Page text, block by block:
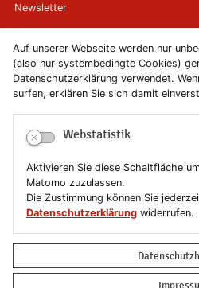
Auf unserer Webseite werden nur
(also nur systembedingte Cookies)
Datenschutzerklärung verwendet.
surfen, erklären Sie sich damit
Webstatistik
Aktivieren Sie diese Schaltfläche
Matomo zuzulassen.
Die Zustimmung können Sie
Datenschutzerklärung widerrufen.
Newsletter
Newsletterabmeldung
Impressum
Datenschutzerklärung
Erklärung zur Barrierefreiheit
Leichte Sprache
Sitemap
Copyright © 2019-2026